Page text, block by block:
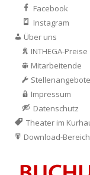
Facebook
Instagram
Über uns
INTHEGA-Preise
Mitarbeitende
Stellenangebote
Impressum
Datenschutz
Theater im
Download-Bereich